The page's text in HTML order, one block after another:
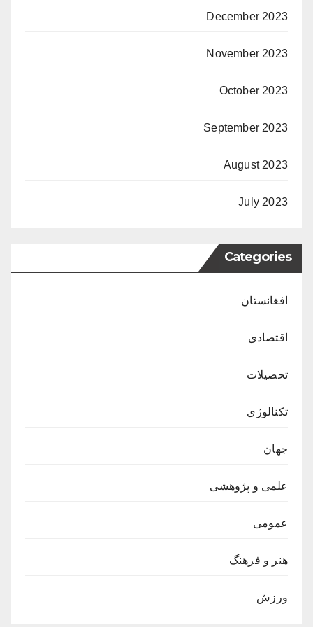
December 2023
November 2023
October 2023
September 2023
August 2023
July 2023
Categories
افغانستان
اقتصادی
تحصیلات
تکنالوژی
جهان
علمی و پژوهشی
عمومی
هنر و فرهنگ
ورزش